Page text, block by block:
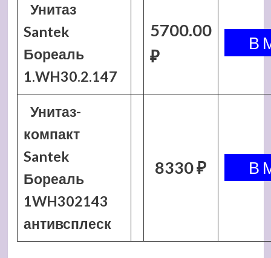
Унитаз
Santek
Бореаль
1.WH30.2.147
5700.00
₽
Унитаз-
компакт
Santek
Бореаль
1WH302143
антивсплеск
8330 ₽